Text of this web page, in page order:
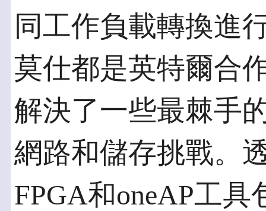
同工作負載轉換進
莫仕都是英特爾合
解決了一些最棘手
網路和儲存挑戰。
FPGA和oneAP工具